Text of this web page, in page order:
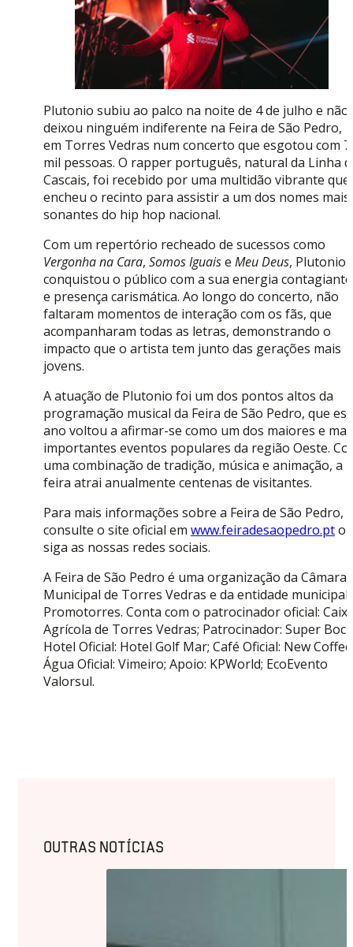
Plutonio subiu ao palco na noite de 4 de julho e não
deixou ninguém indiferente na Feira de São Pedro,
em Torres Vedras num concerto que esgotou com 7
mil pessoas. O rapper português, natural da Linha
Cascais, foi recebido por uma multidão vibrante que
encheu o recinto para assistir a um dos nomes mais
sonantes do hip hop nacional.
Com um repertório recheado de sucessos como
Vergonha na Cara, Somos Iguaise Meu Deus, Plutonio
conquistou o público com a sua energia contagiante
e presença carismática. Ao longo do concerto, não
faltaram momentos de interação com os fãs, que
acompanharam todas as letras, demonstrando o
impacto que o artista tem junto das gerações mais
jovens.
A atuação de Plutonio foi um dos pontos altos da
programação musical da Feira de São Pedro, que
ano voltou a afirmar-se como um dos maiores e
importantes eventos populares da região Oeste.
uma combinação de tradição, música e animação, a
feira atrai anualmente centenas de visitantes.
Para mais informações sobre a Feira de São Pedro,
consulte o site oficial em www.feiradesaopedro.ptou
siga as nossas redes sociais.
A Feira de São Pedro é uma organização da Câmara
Municipal de Torres Vedras e da entidade municipal
Promotorres. Conta com o patrocinador oficial:
Agrícola de Torres Vedras; Patrocinador: Super
Hotel Oficial: Hotel Golf Mar; Café Oficial: New
Água Oficial: Vimeiro; Apoio: KPWorld; EcoEvento
Valorsul.
OUTRAS NOTÍCIAS